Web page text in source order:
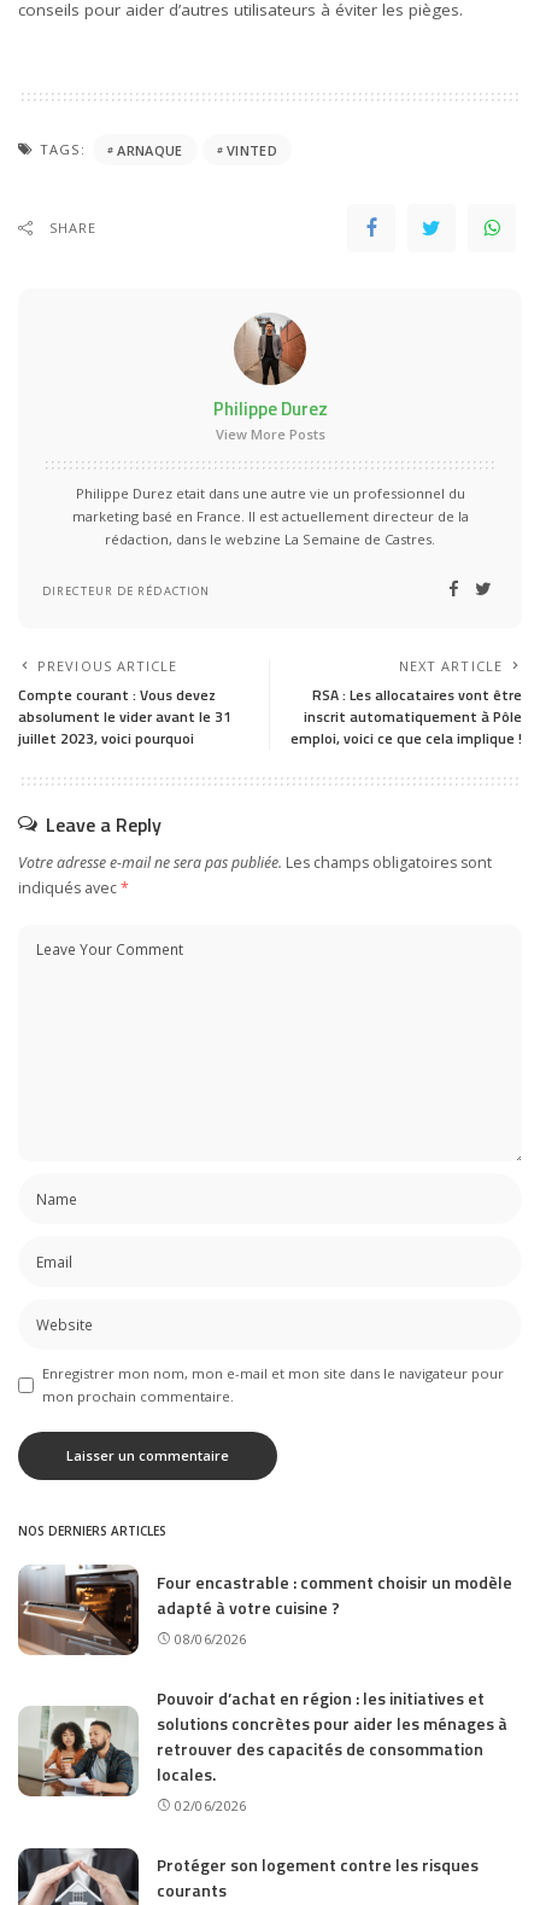
conseils pour aider d’autres utilisateurs à éviter les pièges.
TAGS: ARNAQUE VINTED
SHARE
Philippe Durez
View More Posts
Philippe Durez etait dans une autre vie un professionnel du
marketing basé en France. Il est actuellement directeur de la
rédaction, dans le webzine La Semaine de Castres.
DIRECTEUR DE RÉDACTION
PREVIOUS ARTICLE
Compte courant : Vous devez
absolument le vider avant le 31
juillet 2023, voici pourquoi
NEXT ARTICLE
RSA : Les allocataires vont être
inscrit automatiquement à Pôle
emploi, voici ce que cela implique !
Leave a Reply
Votre adresse e-mail ne sera pas publiée. Les champs obligatoires sont
indiqués avec*
Enregistrer mon nom, mon e-mail et mon site dans le navigateur pour
mon prochain commentaire.
NOS DERNIERS ARTICLES
Four encastrable : comment choisir un modèle
adapté à votre cuisine ?
08/06/2026
Pouvoir d’achat en région : les initiatives et
solutions concrètes pour aider les ménages à
retrouver des capacités de consommation
locales.
02/06/2026
Protéger son logement contre les risques
courants